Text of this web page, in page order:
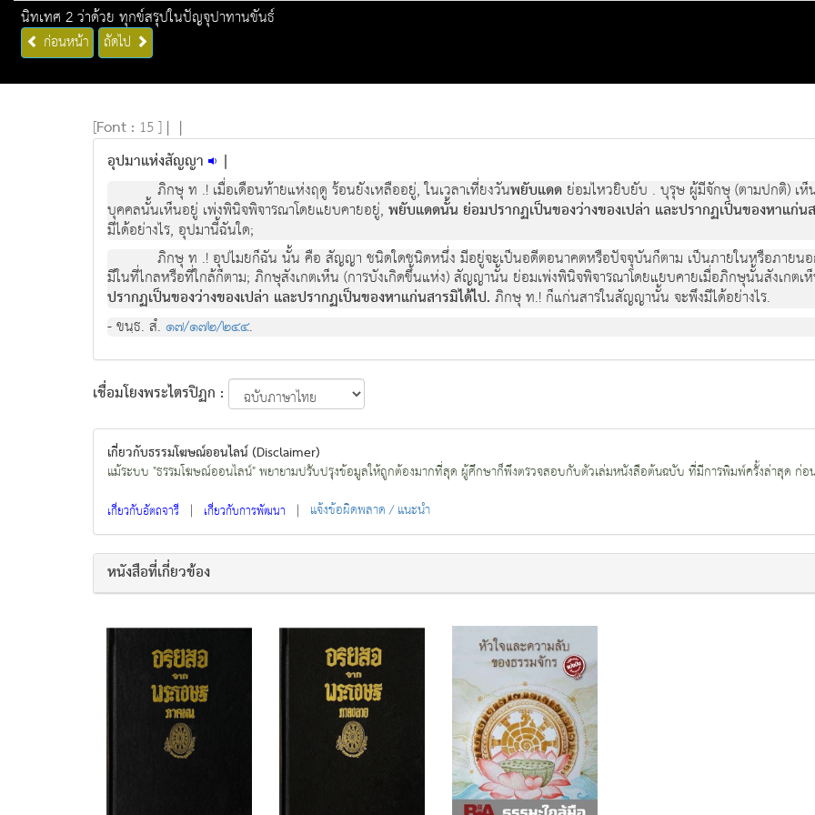
นิทเทศ 2 ว่าด้วย ทุกข์สรุปในปัญจุปาทานขันธ์
ก่อนหน้า ถัดไป
[Font : 15 ] | |
อุปมาแห่งสัญญา |
ภิกษุ ท .! เมื่อเดือนทายแหงฤดู รอนยังเหลืออยู, ในเวลาเที่ยงวันพยับแดด ย่อมไหวยิบยับ . บุรุษ ผูมีจักษุ (ตามปกติ) เ
บุคคลนั้นเห็นอยู เพงพินิจพิจารณาโดยแยบคายอยู, พยับแดดนั้น ย่อมปรากฏเปนของวางของเปลา และปรากฏเปนของหาแกนส
มีไดอยางไร, อุปมานี้ฉันใด;
ภิกษุ ท .! อุปไมยก็ฉัน นั้น คือ สัญญา ชนิดใดชนิดหนึ่ง มีอยูจะเปนอดีตอนาคตหรือปจจุบันก็ตาม เปนภายในหรือภาย
มีในที่ไกลหรือที่ใกลก็ตาม; ภิกษุสังเกตเห็น (การบังเกิดขึ้นแหง) สัญญานั้น ยอมเพงพินิจพิจารณาโดยแยบคายเมื่อภิกษุนั้นสังเกตเห็
ปรากฏเปนของวางของเปลา และปรากฏเปนของหาแกนสารมิไดไป. ภิกษุ ท.! ก็แกนสารในสัญญานั้น จะพึงมีไดอยางไร.
- ขนฺธ. สํ. ๑๗/๑๗๒/๒๔๔.
เชื่อมโยงพระไตรปิฏก :
เกี่ยวกับธรรมโฆษณ์ออนไลน์ (Disclaimer)
แม้ระบบ "ธรรมโฆษณ์ออนไลน์" พยายามปรับปรุงข้อมูลให้ถูกต้องมากที่สุด ผู้ศึกษาก็พึงตรวจสอบกับตัวเล่มหนังสือต้นฉบับ ที่มีการพิมพ์ครั้งล่าสุด ก่อน
เกี่ยวกับอัตถจารี | เกี่ยวกับการพัฒนา | แจ้งข้อผิดพลาด / แนะนำ
หนังสือที่เกี่ยวข้อง